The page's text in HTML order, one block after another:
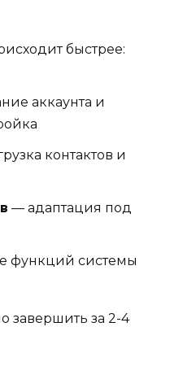
быстрее:
аккаунта и
контактов и
— адаптация под
функций системы
завершить за 2-4